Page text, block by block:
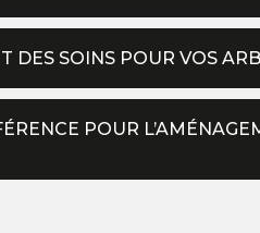
DES SOINS POUR VOS
POUR